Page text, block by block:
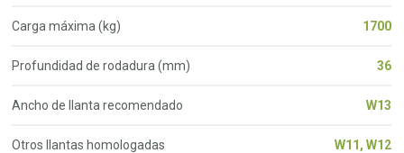
Carga máxima (kg) 1700
Profundidad de rodadura (mm) 36
Ancho de llanta recomendado W13
Otros llantas homologadas W11, W12